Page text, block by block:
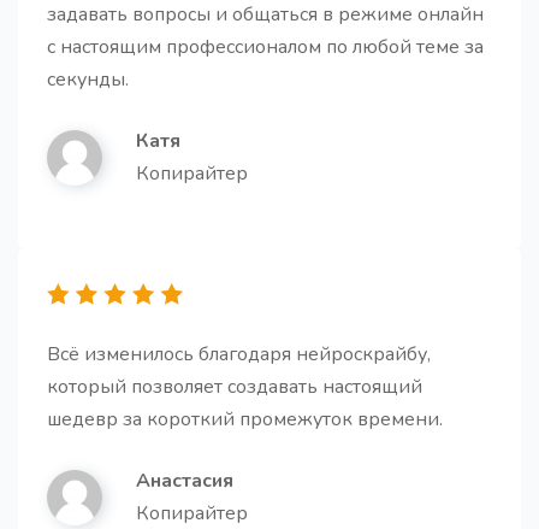
Описание (bio) для компании
Создайте краткое и лаконичное описание для
Переводчик
Переведите свой контент на любой язык.
задавать вопросы и общаться в режиме онлайн
с настоящим профессионалом по любой теме за
секунды.
Катя
Копирайтер
Всё изменилось благодаря нейроскрайбу,
который позволяет создавать настоящий
шедевр за короткий промежуток времени.
Анастасия
Копирайтер